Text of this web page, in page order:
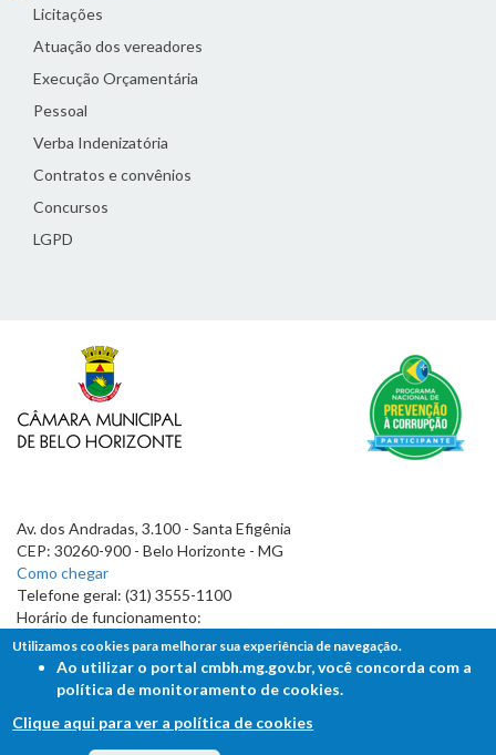
Licitações
Atuação dos vereadores
Execução Orçamentária
Pessoal
Verba Indenizatória
Contratos e convênios
Concursos
LGPD
Av. dos Andradas, 3.100 - Santa Efigênia
CEP: 30260-900 - Belo Horizonte - MG
Como chegar
Telefone geral: (31) 3555-1100
Horário de funcionamento:
7h às 19h
FALE COM A CÂMARA
Utilizamos cookies para melhorar sua experiência de navegação.
Ao utilizar o portal cmbh.mg.gov.br, você concorda com a
política de monitoramento de cookies.
Clique aqui para ver a política de cookies